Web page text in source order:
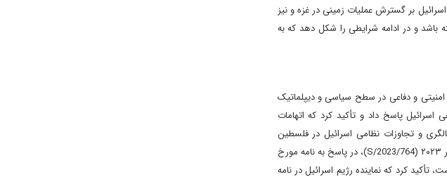
بر گسترش عملیات زمینی در غزه و نیز
باشد و در ادامه شرایطی را شکل دهد که به
امنیتی و دفاعی در سطح سیاسی و دیپلماتیک
اسرائیل پاسخ داد و تأکید کرد که اتهامات
و تجاوزات نظامی اسرائیل در فلسطین
اشغالی به جمهوری اسلامی ایران، به‌طور قاطع رد می‌شود. به گزارش ایسنا، ایران در نامه‌ای دیگر در ادامه نامه ۱۳ اکتبر ۲۰۲۳ (‌S/2023/764)، در پاسخ به نامه مورخ
تأکید کرد که نماینده رژیم اسرائیل در نامه